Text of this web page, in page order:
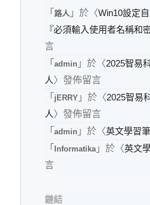
「 路人 」於〈Win10設定
『必須輸入使用者名稱和
言
「admin 」於〈2025智易
人〉發佈留言
「 jERRY 」於〈2025智易
人〉發佈留言
「admin 」於〈英文學習
「 Informatika 」於〈英文
言
鏈結